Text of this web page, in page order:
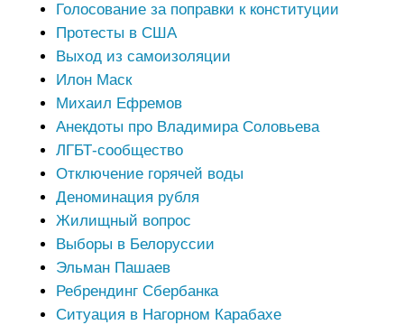
Голосование за поправки к конституции
Протесты в США
Выход из самоизоляции
Илон Маск
Михаил Ефремов
Анекдоты про Владимира Соловьева
ЛГБТ-сообщество
Отключение горячей воды
Деноминация рубля
Жилищный вопрос
Выборы в Белоруссии
Эльман Пашаев
Ребрендинг Сбербанка
Ситуация в Нагорном Карабахе